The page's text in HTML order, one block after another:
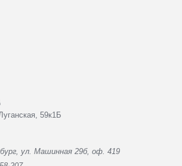
59к1Б
ул. Машинная 29б, оф. 419